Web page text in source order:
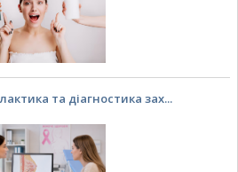
та діагностика зах...